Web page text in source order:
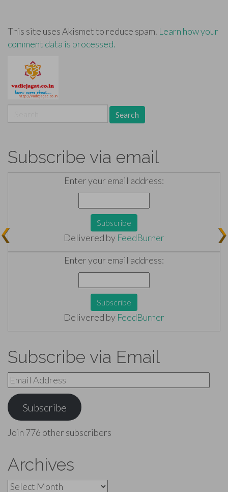
This site uses Akismet to reduce spam. Learn how your
comment data is processed.
for:
Subscribe via email
Enter your email address:
Delivered by FeedBurner
Enter your email address:
Delivered by FeedBurner
Subscribe via Email
Email
Address
Subscribe
Join 776 other subscribers
Archives
Archives